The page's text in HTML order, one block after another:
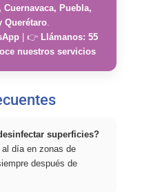
Cuernavaca, Puebla,
Querétaro.
| 👉 Llámanos: 55
nuestros servicios
superficies?
día en zonas de
después de